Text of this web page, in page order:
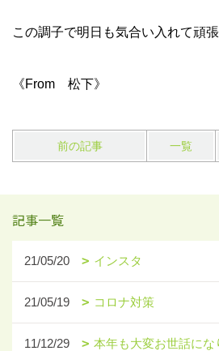
この調子で明日も気合い入れて頑
《From 松下》
前の記事 一覧
記事一覧
21/05/20 インスタ
21/05/19 コロナ対策
11/12/29 本年も大変お世話にな